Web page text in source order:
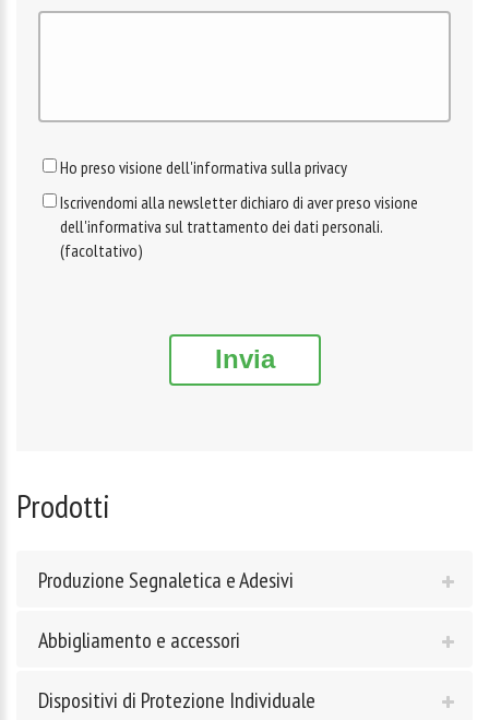
Ho preso visione dell'informativa sulla privacy
Iscrivendomi alla newsletter dichiaro di aver preso visione
dell'informativa sul trattamento dei dati personali.
(facoltativo)
Invia
Prodotti
Produzione Segnaletica e Adesivi
Abbigliamento e accessori
Dispositivi di Protezione Individuale